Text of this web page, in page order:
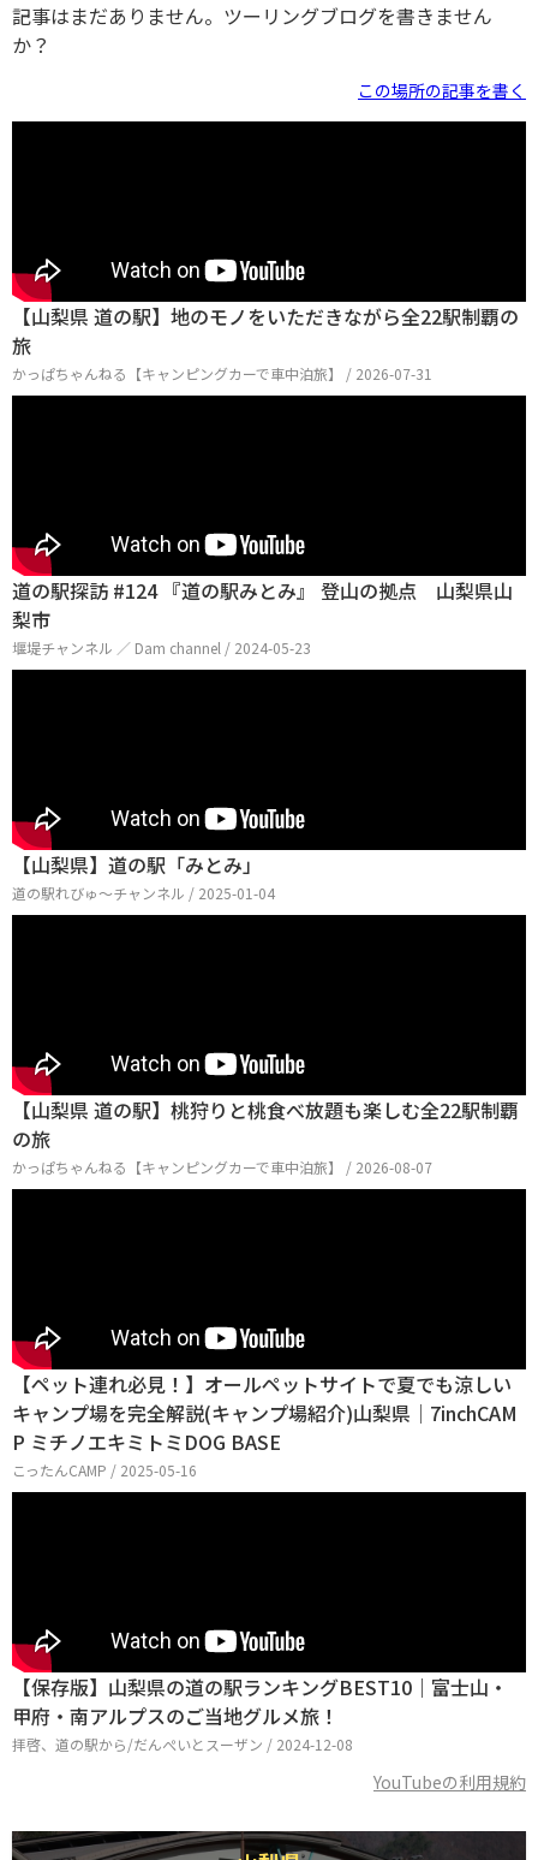
記事はまだありません。ツーリングブログを書きません
か？
この場所の記事を書く
【山梨県 道の駅】地のモノをいただきながら全22駅制覇の
旅
かっぱちゃんねる【キャンピングカーで車中泊旅】 / 2026-07-31
道の駅探訪 #124 『道の駅みとみ』 登山の拠点 山梨県山
梨市
堰堤チャンネル ／ Dam channel / 2024-05-23
【山梨県】道の駅「みとみ」
道の駅れびゅ〜チャンネル / 2025-01-04
【山梨県 道の駅】桃狩りと桃食べ放題も楽しむ全22駅制覇
の旅
かっぱちゃんねる【キャンピングカーで車中泊旅】 / 2026-08-07
【ペット連れ必見！】オールペットサイトで夏でも涼しい
キャンプ場を完全解説(キャンプ場紹介)山梨県│7inchCAM
P ミチノエキミトミDOG BASE
こったんCAMP / 2025-05-16
【保存版】山梨県の道の駅ランキングBEST10｜富士山・
甲府・南アルプスのご当地グルメ旅！
拝啓、道の駅から/だんぺいとスーザン / 2024-12-08
YouTubeの利用規約